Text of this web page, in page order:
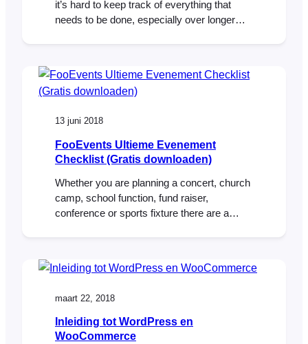
it’s hard to keep track of everything that
needs to be done, especially over longer
on your wall. While it does not cover
every…
13 juni 2018
FooEvents Ultieme Evenement
Checklist (Gratis downloaden)
Whether you are planning a concert, church
camp, school function, fund raiser,
conference or sports fixture there are a
actives, so in order to help you out,…
maart 22, 2018
Inleiding tot WordPress en
WooCommerce